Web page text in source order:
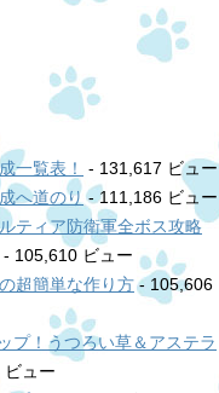
一覧表！
- 131,617 ビュー
へ道のり - 111,186 ビュー
ティア防衛軍全ボス攻略
- 105,610 ビュー
超簡単な作り方- 105,606
プ！うつろい草＆アステラ
ュー